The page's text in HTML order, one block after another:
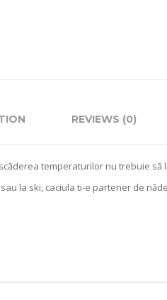
REVIEWS (0)
temperaturilor nu trebuie
la ski, caciula ti-e partener de